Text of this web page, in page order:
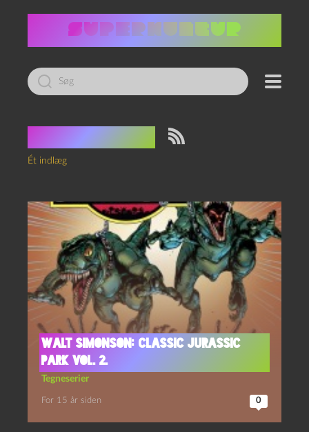
Led
efter:
Lawala
Ét indlæg
Walt Simonson: Classic Jurassic
Park vol. 2.
Tegneserier
For 15 år siden 0